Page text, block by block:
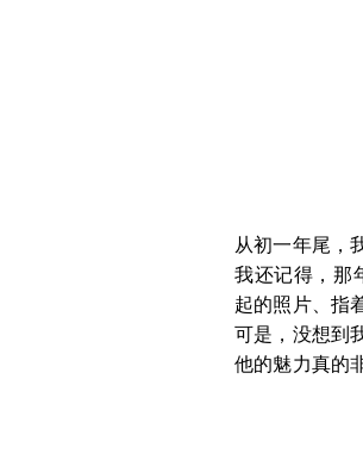
从初一年尾，
我还记得，那
起的照片、指
可是，没想到
他的魅力真的